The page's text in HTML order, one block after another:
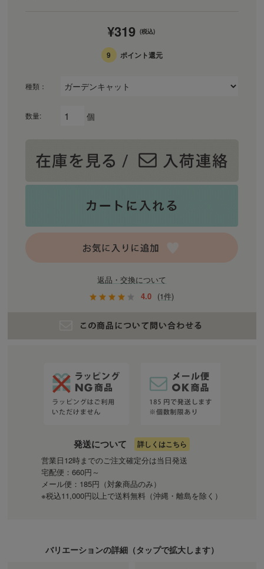
¥319 (税込)
9 ポイント還元
種類：
数量: 個
返品・交換について
4.0 (1件)
発送について 詳しくはこちら
営業日12時までのご注文確定分は当日発送
宅配便：660円～
メール便：185円（対象商品のみ）
※税込11,000円以上で送料無料（沖縄・離島を除く）
バリエーションの詳細（タップで拡大します）